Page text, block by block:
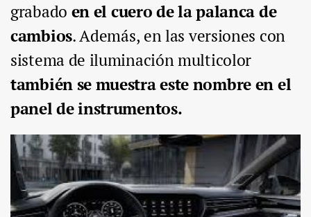
grabado en el cuero de la palanca de
cambios. Además, en las versiones con
sistema de iluminación multicolor
también se muestra este nombre en el
panel de instrumentos.